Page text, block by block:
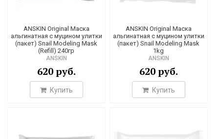
1
1
1
ANSKIN Original Маска
альгинатная с муцином улитки
(пакет) Snail Modeling Mask
(Refill) 240гр
ANSKIN
620 руб.
Купить
ANSKIN Original Маска
альгинатная с муцином улитки
(пакет) Snail Modeling Mask
1kg
ANSKIN
620 руб.
Купить